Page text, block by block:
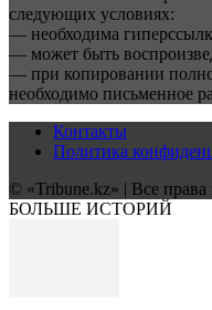
следующих условиях:
— необходима
— может быть
— при копировании
необходимо письменное
Контакты
Политика
© «Tribune.kz» | Все
БОЛЬШЕ ИСТОРИЙ